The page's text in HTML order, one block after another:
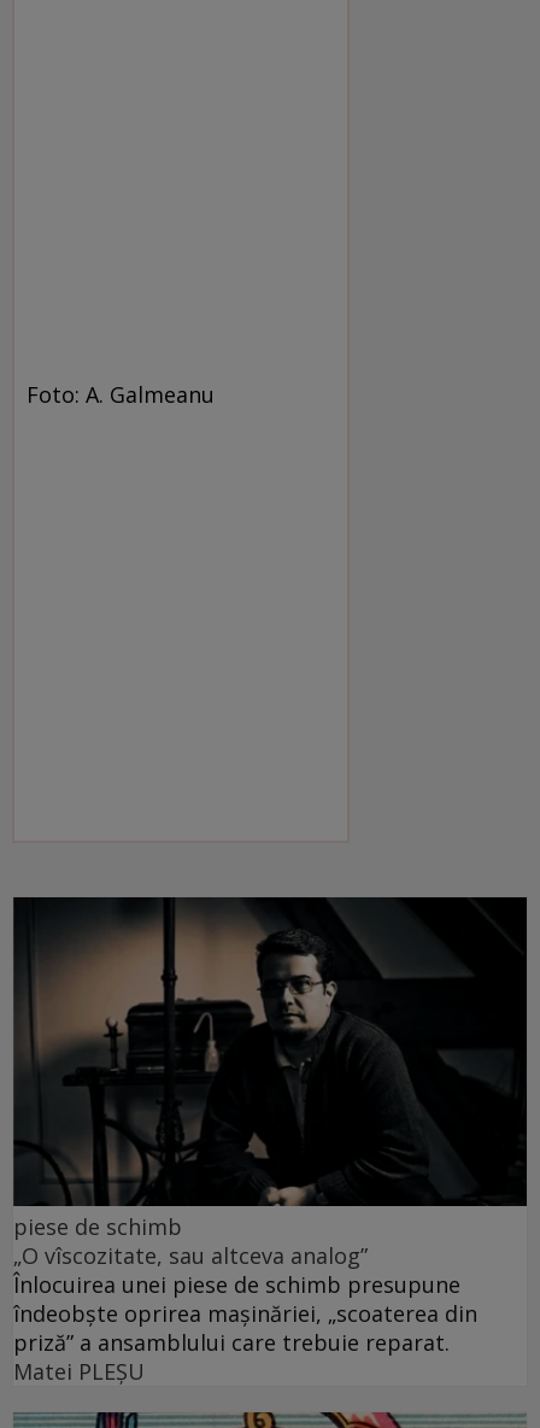
Foto: A. Galmeanu
piese de schimb
„O vîscozitate, sau altceva analog”
Înlocuirea unei piese de schimb presupune
îndeobște oprirea mașinăriei, „scoaterea din
priză” a ansamblului care trebuie reparat.
Matei PLEŞU